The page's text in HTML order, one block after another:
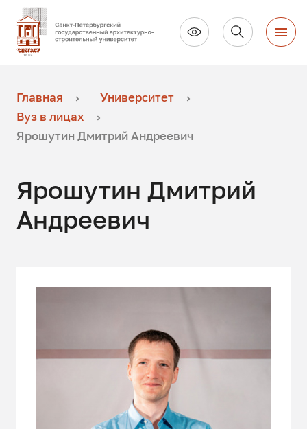
Главная
Университет
Вуз в лицах
Ярошутин Дмитрий Андреевич
Ярошутин Дмитрий
Андреевич